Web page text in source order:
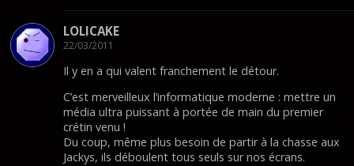
LOLICAKE
22/03/2011
Il y en a qui valent franchement le détour.
C’est merveilleux l’informatique moderne : mettre un
média ultra puissant à portée de main du premier
crétin venu !
Du coup, même plus besoin de partir à la chasse aux
Jackys, ils déboulent tous seuls sur nos écrans.